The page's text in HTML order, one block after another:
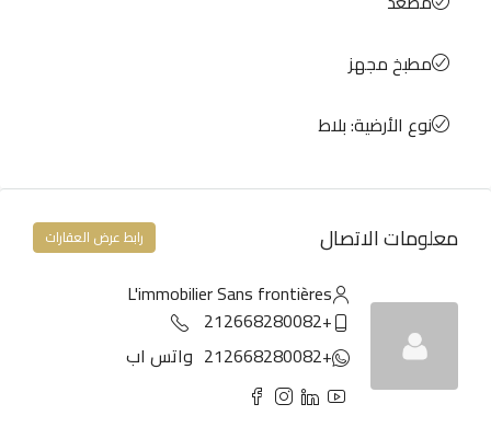
مطبخ مجهز
نوع الأرضية: بلاط
معلومات الاتصال رابط عرض العقارات
L'immobilier Sans frontières
+212668280082
+212668280082
واتس اب